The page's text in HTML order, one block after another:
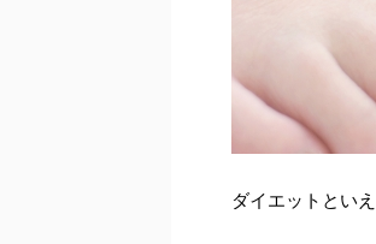
ダイエットとい